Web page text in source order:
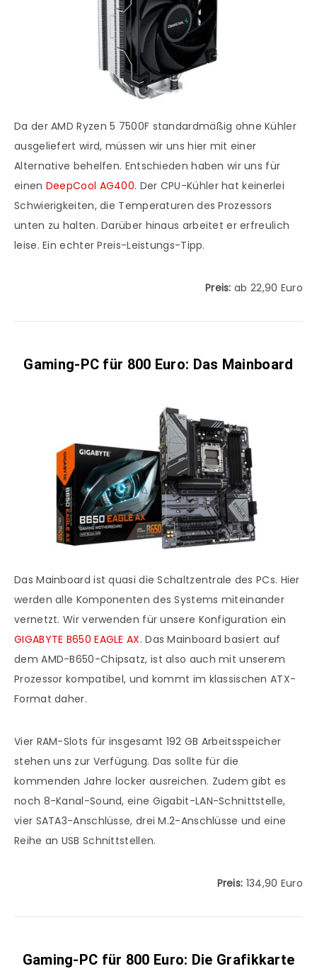
Da der AMD Ryzen 5 7500F standardmäßig ohne Kühler
ausgeliefert wird, müssen wir uns hier mit einer
Alternative behelfen. Entschieden haben wir uns für
einen DeepCool AG400. Der CPU-Kühler hat keinerlei
Schwierigkeiten, die Temperaturen des Prozessors
unten zu halten. Darüber hinaus arbeitet er erfreulich
leise. Ein echter Preis-Leistungs-Tipp.
Preis:ab 22,90 Euro
Gaming-PC für 800 Euro: Das Mainboard
Das Mainboard ist quasi die Schaltzentrale des PCs. Hier
werden alle Komponenten des Systems miteinander
vernetzt. Wir verwenden für unsere Konfiguration ein
GIGABYTE B650 EAGLE AX. Das Mainboard basiert auf
dem AMD-B650-Chipsatz, ist also auch mit unserem
Prozessor kompatibel, und kommt im klassischen ATX-
Format daher.
Vier RAM-Slots für insgesamt 192 GB Arbeitsspeicher
stehen uns zur Verfügung. Das sollte für die
kommenden Jahre locker ausreichen. Zudem gibt es
noch 8-Kanal-Sound, eine Gigabit-LAN-Schnittstelle,
vier SATA3-Anschlüsse, drei M.2-Anschlüsse und eine
Reihe an USB Schnittstellen.
Preis: 134,90 Euro
Gaming-PC für 800 Euro: Die Grafikkarte